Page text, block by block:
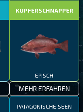
KUPFERSCHNAPPER
EPISCH
MEHR ERFAHREN
PATAGONISCHE SEEN